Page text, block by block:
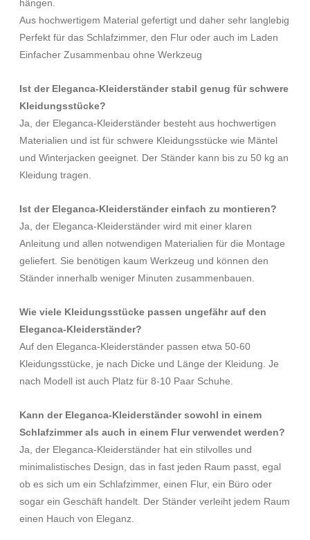
hängen.
Aus hochwertigem Material gefertigt und daher sehr langlebig
Perfekt für das Schlafzimmer, den Flur oder auch im Laden
Einfacher Zusammenbau ohne Werkzeug
Ist der Eleganca-Kleiderständer stabil genug für schwere
Kleidungsstücke?
Ja, der Eleganca-Kleiderständer besteht aus hochwertigen
Materialien und ist für schwere Kleidungsstücke wie Mäntel
und Winterjacken geeignet. Der Ständer kann bis zu 50 kg an
Kleidung tragen.
Ist der Eleganca-Kleiderständer einfach zu montieren?
Ja, der Eleganca-Kleiderständer wird mit einer klaren
Anleitung und allen notwendigen Materialien für die Montage
geliefert. Sie benötigen kaum Werkzeug und können den
Ständer innerhalb weniger Minuten zusammenbauen.
Wie viele Kleidungsstücke passen ungefähr auf den
Eleganca-Kleiderständer?
Auf den Eleganca-Kleiderständer passen etwa 50-60
Kleidungsstücke, je nach Dicke und Länge der Kleidung. Je
nach Modell ist auch Platz für 8-10 Paar Schuhe.
Kann der Eleganca-Kleiderständer sowohl in einem
Schlafzimmer als auch in einem Flur verwendet werden?
Ja, der Eleganca-Kleiderständer hat ein stilvolles und
minimalistisches Design, das in fast jeden Raum passt, egal
ob es sich um ein Schlafzimmer, einen Flur, ein Büro oder
sogar ein Geschäft handelt. Der Ständer verleiht jedem Raum
einen Hauch von Eleganz.